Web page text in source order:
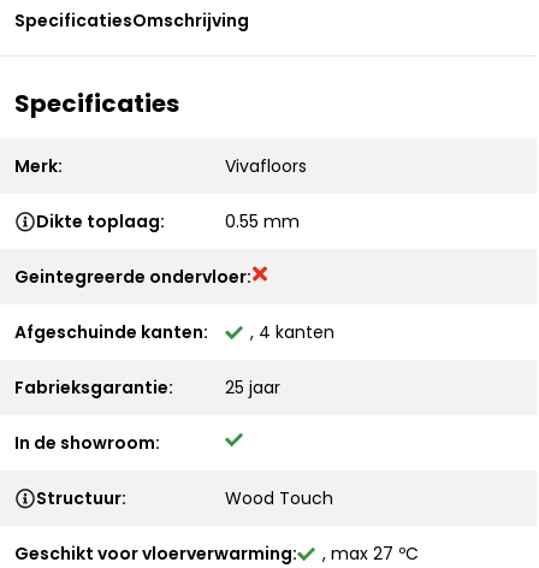
SpecificatiesOmschrijving
Specificaties
Merk: Vivafloors
Dikte toplaag: 0.55 mm
Geintegreerde ondervloer:
Afgeschuinde kanten: , 4 kanten
Fabrieksgarantie: 25 jaar
In de showroom:
Structuur: Wood Touch
Geschikt voor vloerverwarming: , max 27 ºC